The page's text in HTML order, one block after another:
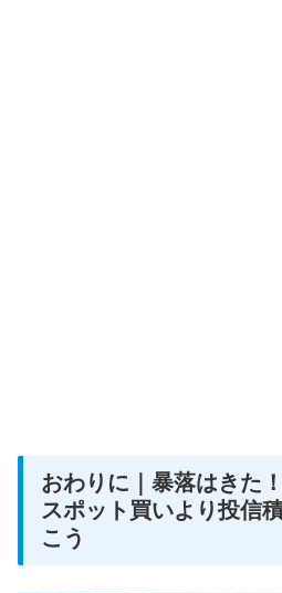
おわりに｜暴落はきた
スポット買いより投信
こう